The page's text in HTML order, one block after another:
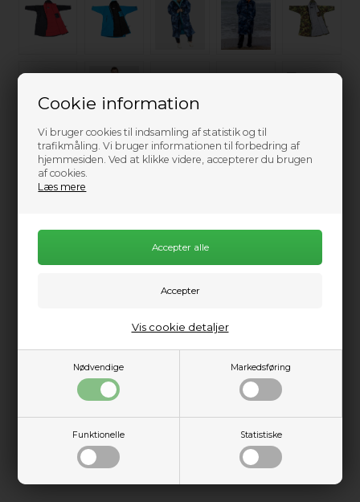
Cookie information
Vi bruger cookies til indsamling af statistik og til
trafikmåling. Vi bruger informationen til forbedring af
hjemmesiden. Ved at klikke videre, accepterer du brugen
af cookies.
Læs mere
Nødvendige Markedsføring
Funktionelle Statistiske
Vis cookie detaljer
Vælg størrelse
Ikke på lager
Send mail når varen kommer på lager igen
1.399,00